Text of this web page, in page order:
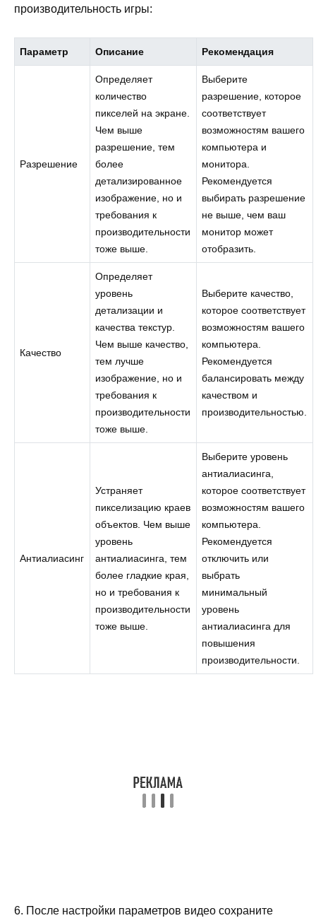
производительность игры:
Параметр Описание Рекомендация
Разрешение
Определяет
количество
пикселей на экране.
Чем выше
разрешение, тем
более
детализированное
изображение, но и
требования к
производительности
тоже выше.
Выберите
разрешение, которое
соответствует
возможностям вашего
компьютера и
монитора.
Рекомендуется
выбирать разрешение
не выше, чем ваш
монитор может
отобразить.
Качество
Определяет
уровень
детализации и
качества текстур.
Чем выше качество,
тем лучше
изображение, но и
требования к
производительности
тоже выше.
Выберите качество,
которое соответствует
возможностям вашего
компьютера.
Рекомендуется
балансировать между
качеством и
производительностью.
Антиалиасинг
Устраняет
пикселизацию краев
объектов. Чем выше
уровень
антиалиасинга, тем
более гладкие края,
но и требования к
производительности
тоже выше.
Выберите уровень
антиалиасинга,
которое соответствует
возможностям вашего
компьютера.
Рекомендуется
отключить или
выбрать
минимальный
уровень
антиалиасинга для
повышения
производительности.
6. После настройки параметров видео сохраните